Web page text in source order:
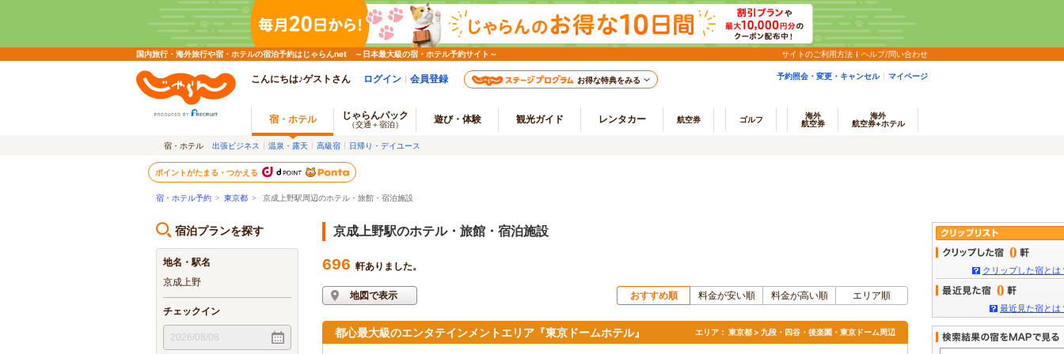
国内旅行・海外旅行や宿・ホテルの宿泊予約はじゃらんnet ～日本最大級の宿・ホテル予約サイト～ サイトのご利用方法 ヘルプ/問い合わせ
こんにちは♪ゲストさん ログイン 会員登録 お得な特典をみる 予約照会・変更・キャンセル マイページ
宿・ホテル じゃらんパック
（交通＋宿泊） 遊び・体験 観光ガイド レンタカー 航空券 ゴルフ
海外
航空券
海外
航空券+ホテル
宿・ホテル 出張ビジネス 温泉・露天 高級宿 日帰り・デイユース
ポイントがたまる・つかえる
宿・ホテル予約 > 東京都 > 京成上野駅周辺のホテル・旅館・宿泊施設
宿泊プランを探す
地名・駅名
京成上野
チェックイン
京成上野駅のホテル・旅館・宿泊施設
696 軒ありました。
地図で表示 おすすめ順 料金が安い順 料金が高い順 エリア順
都心最大級のエンタテインメントエリア『東京ドームホテル』 エリア： 東京都 > 九段・四谷・後楽園・東京ドーム周辺
0
クリップした宿とは
0
最近見た宿とは